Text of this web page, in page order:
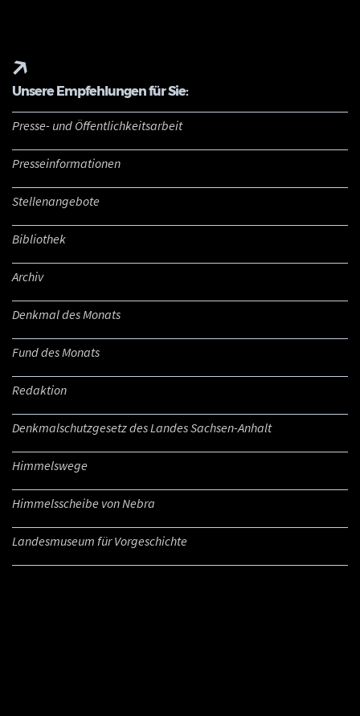
Unsere Empfehlungen für Sie:
Presse- und Öffentlichkeitsarbeit
Presseinformationen
Stellenangebote
Bibliothek
Archiv
Denkmal des Monats
Fund des Monats
Redaktion
Denkmalschutzgesetz des Landes Sachsen-Anhalt
Himmelswege
Himmelsscheibe von Nebra
Landesmuseum für Vorgeschichte